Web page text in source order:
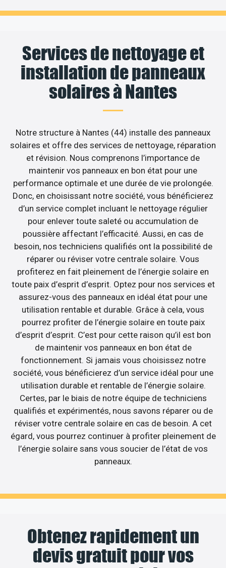
Services de nettoyage et
installation de panneaux
solaires à Nantes
Notre structure à Nantes (44) installe des panneaux
solaires et offre des services de nettoyage, réparation
et révision. Nous comprenons l’importance de
maintenir vos panneaux en bon état pour une
performance optimale et une durée de vie prolongée.
Donc, en choisissant notre société, vous bénéficierez
d’un service complet incluant le nettoyage régulier
pour enlever toute saleté ou accumulation de
poussière affectant l’efficacité. Aussi, en cas de
besoin, nos techniciens qualifiés ont la possibilité de
réparer ou réviser votre centrale solaire. Vous
profiterez en fait pleinement de l’énergie solaire en
toute paix d’esprit d’esprit. Optez pour nos services et
assurez-vous des panneaux en idéal état pour une
utilisation rentable et durable. Grâce à cela, vous
pourrez profiter de l’énergie solaire en toute paix
d’esprit d’esprit. C’est pour cette raison qu’il est bon
de maintenir vos panneaux en bon état de
fonctionnement. Si jamais vous choisissez notre
société, vous bénéficierez d’un service idéal pour une
utilisation durable et rentable de l’énergie solaire.
Certes, par le biais de notre équipe de techniciens
qualifiés et expérimentés, nous savons réparer ou de
réviser votre centrale solaire en cas de besoin. A cet
égard, vous pourrez continuer à profiter pleinement de
l’énergie solaire sans vous soucier de l’état de vos
panneaux.
Obtenez rapidement un
devis gratuit pour vos